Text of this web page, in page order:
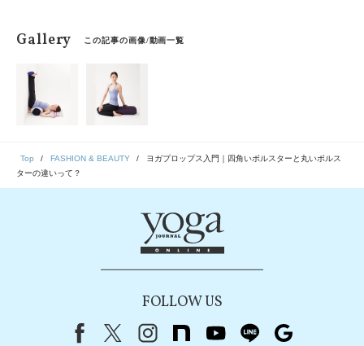
Gallery この記事の画像/動画一覧
Top FASHION & BEAUTY
ヨガプロップス入門｜四角いボルスターと丸いボルス
ターの違いって？
FOLLOW US
FacebookX（旧Twitter）
instagram
note youtubeline